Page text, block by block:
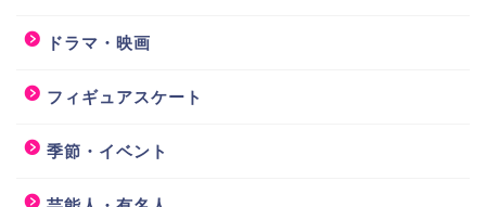
ドラマ・映画
フィギュアスケート
季節・イベント